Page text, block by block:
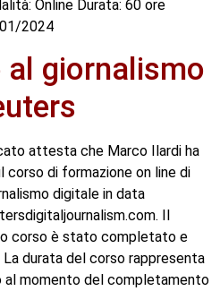
Online Durata: 60 ore
2024
al giornalismo
attesta che Marco Ilardi ha
di formazione on line di
digitale in data
Il
corso è stato completato e
durata del corso rappresenta
momento del completamento